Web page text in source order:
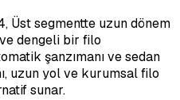
Üst segmentte uzun dönem
dengeli bir filo
şanzımanı ve sedan
uzun yol ve kurumsal filo
sunar.